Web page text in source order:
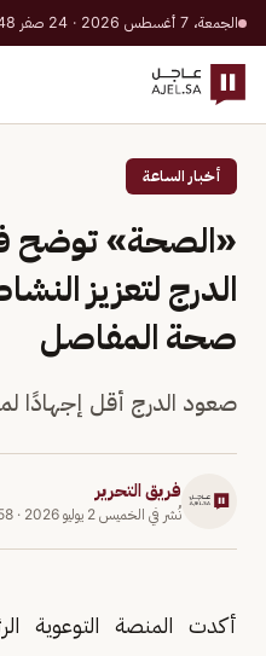
الجمعة، 7 أغسطس 2026 · 24 صفر 1448 هـ
أخبار الساعة
«الصحة» توضح
الدرج لتعزيز
صحة المفاصل
صعود الدرج أقل إجهادًا
فريق التحرير
نُشر في الخميس 2 يوليو 2026 ·
أكدت المنصة التوعوية